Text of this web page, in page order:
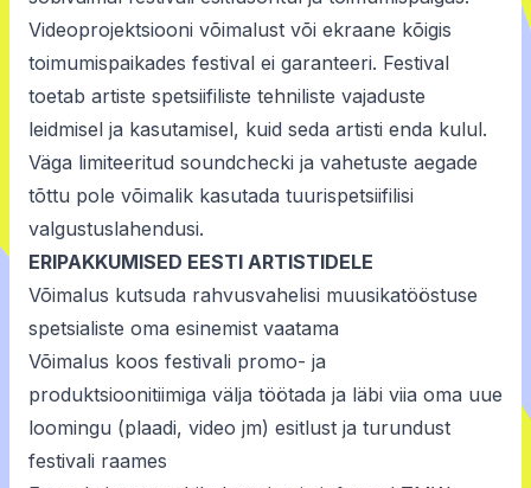
Videoprojektsiooni võimalust või ekraane kõigis
toimumispaikades festival ei garanteeri. Festival
toetab artiste spetsiifiliste tehniliste vajaduste
leidmisel ja kasutamisel, kuid seda artisti enda kulul.
Väga limiteeritud soundchecki ja vahetuste aegade
tõttu pole võimalik kasutada tuurispetsiifilisi
valgustuslahendusi.
ERIPAKKUMISED EESTI ARTISTIDELE
Võimalus kutsuda rahvusvahelisi muusikatööstuse
spetsialiste oma esinemist vaatama
Võimalus koos festivali promo- ja
produktsioonitiimiga välja töötada ja läbi viia oma uue
loomingu (plaadi, video jm) esitlust ja turundust
festivali raames